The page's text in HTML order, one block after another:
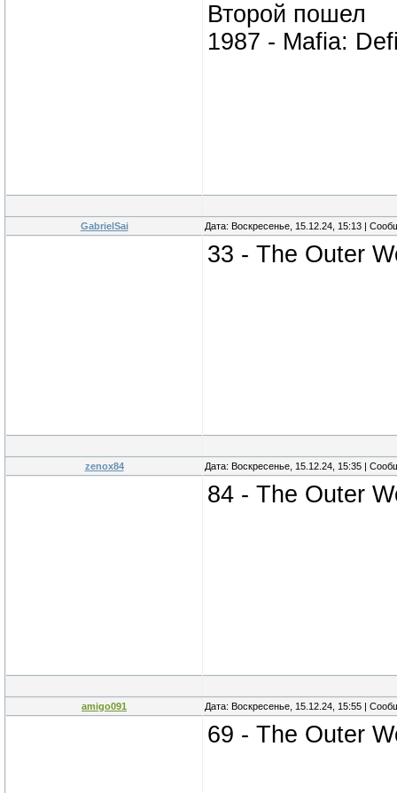
Второй пошел
1987 - Mafia:
GabrielSai Дата: Воскресенье, 15.12.24, 15:13 |
33 - The Outer
zenox84 Дата: Воскресенье, 15.12.24, 15:35 |
84 - The Outer
amigo091 Дата: Воскресенье, 15.12.24, 15:55 |
69 - The Outer